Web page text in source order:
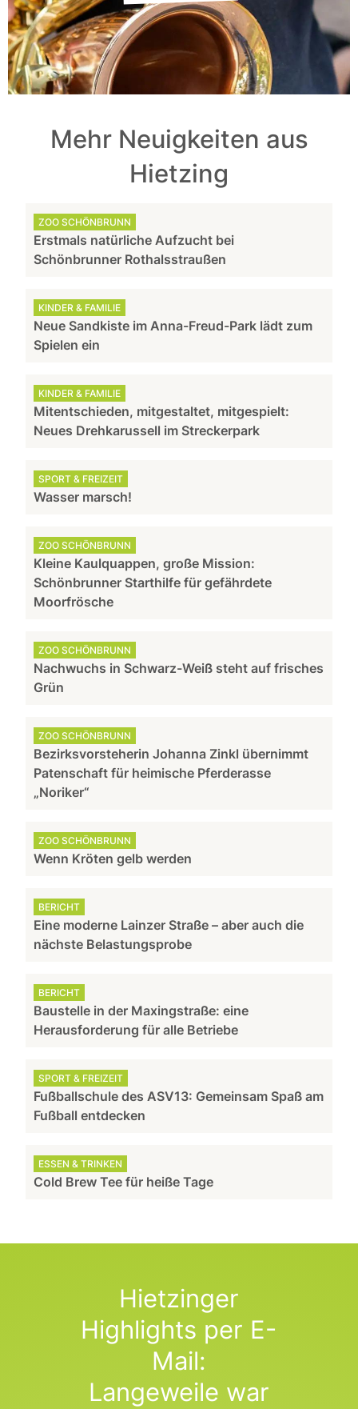
Mehr Neuigkeiten aus
Hietzing
ZOO SCHÖNBRUNN
Erstmals natürliche Aufzucht bei
Schönbrunner Rothalsstraußen
KINDER & FAMILIE
Neue Sandkiste im Anna-Freud-Park lädt zum
Spielen ein
KINDER & FAMILIE
Mitentschieden, mitgestaltet, mitgespielt:
Neues Drehkarussell im Streckerpark
SPORT & FREIZEIT
Wasser marsch!
ZOO SCHÖNBRUNN
Kleine Kaulquappen, große Mission:
Schönbrunner Starthilfe für gefährdete
Moorfrösche
ZOO SCHÖNBRUNN
Nachwuchs in Schwarz-Weiß steht auf frisches
Grün
ZOO SCHÖNBRUNN
Bezirksvorsteherin Johanna Zinkl übernimmt
Patenschaft für heimische Pferderasse
„Noriker“
ZOO SCHÖNBRUNN
Wenn Kröten gelb werden
BERICHT
Eine moderne Lainzer Straße – aber auch die
nächste Belastungsprobe
BERICHT
Baustelle in der Maxingstraße: eine
Herausforderung für alle Betriebe
SPORT & FREIZEIT
Fußballschule des ASV13: Gemeinsam Spaß am
Fußball entdecken
ESSEN & TRINKEN
Cold Brew Tee für heiße Tage
Hietzinger
Highlights per E-
Mail:
Langeweile war